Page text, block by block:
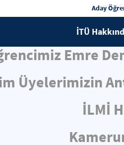
Aday
İTÜ
Emre
Üyelerimizin
İLMİ